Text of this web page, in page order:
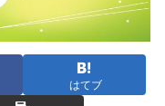
はてブ